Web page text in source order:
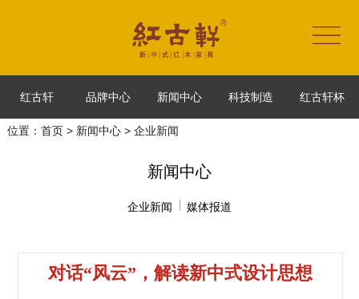
红古轩 品牌中心 新闻中心 科技制造 红古轩杯
位置： 首页> 新闻中心> 企业新闻
新闻中心
企业新闻 媒体报道
对话“风云”，解读新中式设计思想